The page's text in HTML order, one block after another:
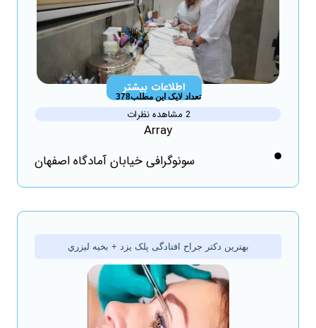
اطلاعات بیشتر
تعداد لایک این مطلب378
سونوگرافی خیابان آمادگاه اصفهان
بهترین دکتر جراح افتادگی پلک یزد + بخيه ليزري